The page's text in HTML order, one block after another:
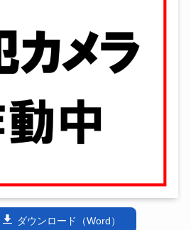
ダウンロード（Word）